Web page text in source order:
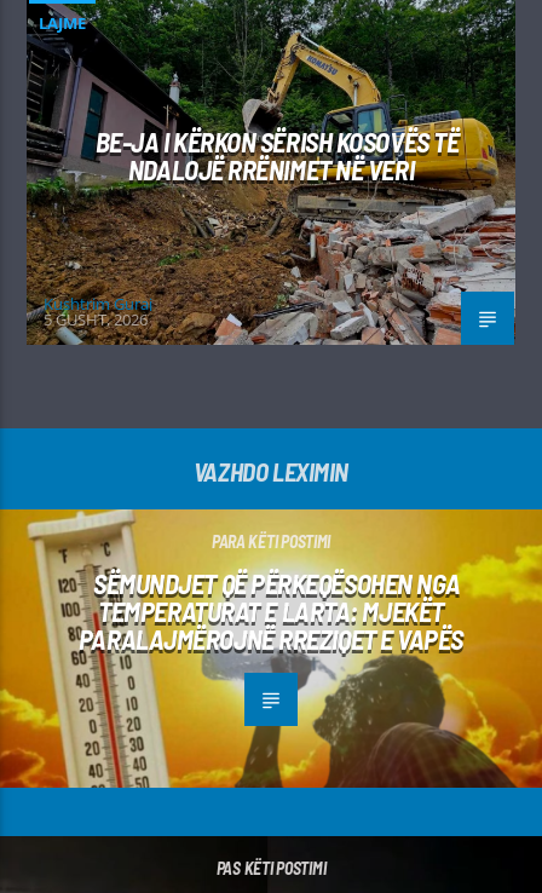
LAJME
BE-JA I KËRKON SËRISH KOSOVËS TË
NDALOJË RRËNIMET NË VERI
Kushtrim Guraj
5 GUSHT, 2026
VAZHDO LEXIMIN
PARA KËTI POSTIMI
SËMUNDJET QË PËRKEQËSOHEN NGA
TEMPERATURAT E LARTA: MJEKËT
PARALAJMËROJNË RREZIQET E VAPËS
PAS KËTI POSTIMI